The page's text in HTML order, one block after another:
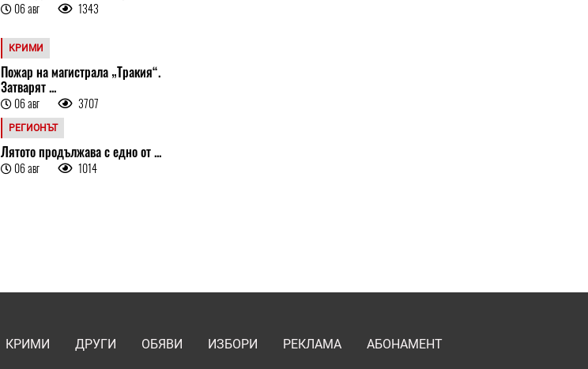
06 авг 1343
КРИМИ
Пожар на магистрала „Тракия“.
Затварят ...
06 авг 3707
РЕГИОНЪТ
Лятото продължава с едно от ...
06 авг 1014
КРИМИ ДРУГИ ОБЯВИ ИЗБОРИ РЕКЛАМА АБОНАМЕНТ